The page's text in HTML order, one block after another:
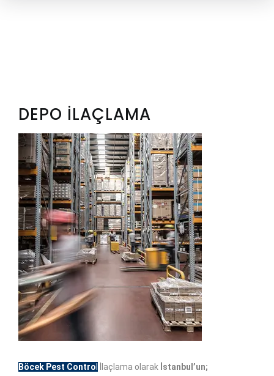
DEPO İLAÇLAMA
Böcek Pest Contro İlaçlama olarak İstanbul’un;